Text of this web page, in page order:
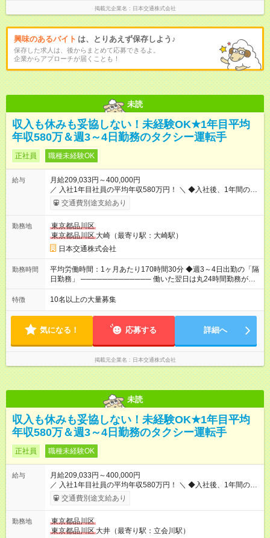
トは、15：00～翌10：00 ※月間労働時間170.5h ※1回の乗務は
15.5h（休憩3h） ※研修中は実働時間7.5h ※残業は基本的にあり
掲載元企業名 日本交通株式会社
興味のあるバイト は、とりあえず保存しよう♪
保存した求人は、後からまとめて応募できるよ。
企業からアプローチが届くことも！
未読
収入も休みも妥協しない！未経験OK★1年目平均
年収580万＆週3～4日勤務のタクシー運転手
正社員 職種未経験OK
給与
月給209,033円～400,000円
／ 入社1年目社員の平均年収580万円！ ＼ ◆入社後、1年間の給
与保証あり！ ─────────────── 乗務にじっくりと慣れて
いただけるよう、売上に関係なく給与を保証します。保証額以
たします。 【入社1～3カ月目】月給40万円保証 【入社4～12カ
月目】月給35万円保証 【入社13カ月以降】月給20万9033円＋
歩合＋賞与年3回 ※上記には、一律支給の手当を含みます。
※「厚生労働省のタクシー運転者の最低賃金計算方法に基づ
く」 ◆業界最高水準の歩合率で還元！ ───────────────
売上の62%が歩合や賞与として還元されるため、頑張った分だ
も！ 【試用期間】試用期間あり 試用期間の長さ：3ヶ月 雇用形
態、給与は本採用時と同じです。 試用期間中の労働条件は本採
用と同じです。
交通費別途支給あり
勤務地
東京都品川区
東京都品川区 大崎（最寄り駅：大崎駅）
日本交通株式会社
勤務時間
平均労働時間：1ヶ月あたり170時間30分 ◆週3～4日出勤の「隔
日勤務」 ───────────── 働いた翌日は丸24時間勤務が入
りません。 ◆最も稼ぎやすい時間帯で勤務
───────────── シフトは、15：00～翌10：00 ※月間労働
7.5h ※残業は基本的にありません 平均労働時間：1ヶ月あたり
170時間30分 ◆週3～4日出勤の「隔日勤務」
───────────── 働いた翌日は丸24時間勤務が入りませ
ん。 ◆最も稼ぎやすい時間帯で勤務 ───────────── シフ
トは、15：00～翌10：00 ※月間労働時間170.5h ※1回の乗務は
15.5h（休憩3h） ※研修中は実働時間7.5h ※残業は基本的にあり
特徴 10名以上の大量募集
気になる！ 応募する 詳細へ
掲載元企業名 日本交通株式会社
未読
収入も休みも妥協しない！未経験OK★1年目平均
年収580万＆週3～4日勤務のタクシー運転手
正社員 職種未経験OK
給与
月給209,033円～400,000円
／ 入社1年目社員の平均年収580万円！ ＼ ◆入社後、1年間の給
与保証あり！ ─────────────── 乗務にじっくりと慣れて
いただけるよう、売上に関係なく給与を保証します。保証額以
たします。 【入社1～3カ月目】月給40万円保証 【入社4～12カ
月目】月給35万円保証 【入社13カ月以降】月給20万9033円＋
交通費別途支給あり
勤務地
東京都品川区
東京都品川区 大井（最寄り駅：立会川駅）